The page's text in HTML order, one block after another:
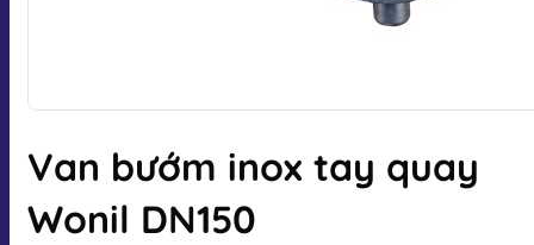
Van bướm inox tay quay
Wonil DN150